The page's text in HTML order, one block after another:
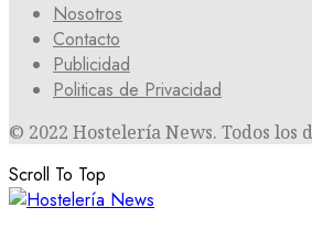
Nosotros
Contacto
Publicidad
Politicas de Privacidad
© 2022 Hostelería News. Todos los
Scroll To Top